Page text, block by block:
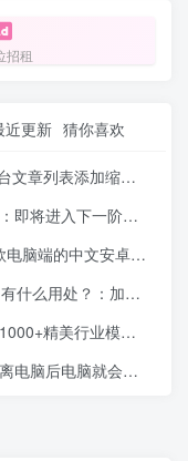
招租
近更新 猜你喜欢
略图展示？[wordpress教程]
段，让我们共同见证主网！
的中文安卓开发工具
：加密货币和比特币简史
模板任选 无需代码即可上手
后电脑就会自动锁定